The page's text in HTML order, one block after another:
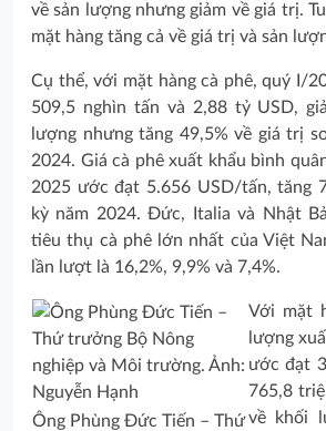
về sản lượng nhưng giảm về giá trị.
mặt hàng tăng cả về giá trị và sản
Cụ thể, với mặt hàng cà phê, quý I/
509,5 nghìn tấn và 2,88 tỷ USD,
lượng nhưng tăng 49,5% về giá trị
2024. Giá cà phê xuất khẩu bình
2025 ước đạt 5.656 USD/tấn, tăng
kỳ năm 2024. Đức, Italia và Nhật
tiêu thụ cà phê lớn nhất của Việt
lần lượt là 16,2%, 9,9% và 7,4%.
Ông Phùng Đức Tiến – Thứ
Với mặt
lượng
ước đạt
765,8
về khối